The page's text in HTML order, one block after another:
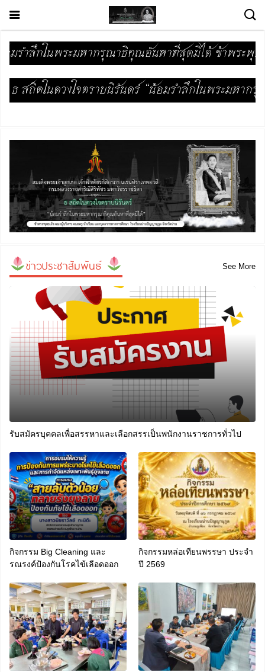
ากรุณาธิคุณอันหาที่สุดมิได้ ข้าพระพุทธเจ้า คณะผู้บริ
ราบนิรันดร์ “น้อมรำลึกในพระมหากรุณาธิคุณอันห
ข่าวประชาสัมพันธ์ See More
รับสมัครบุคคลเพื่อสรรหาและเลือกสรรเป็นพนักงานราชการทั่วไป
กิจกรรม Big Cleaning และ
รณรงค์ป้องกันโรคไข้เลือดออก
กิจกรรมหล่อเทียนพรรษา ประจำ
ปี 2569